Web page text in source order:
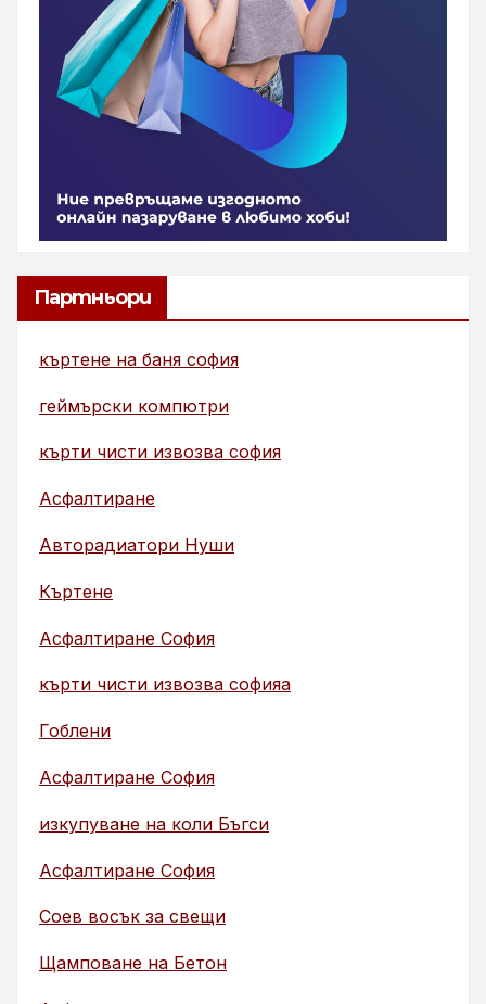
Партньори
къртене на баня софия
геймърски компютри
кърти чисти извозва софия
Асфалтиране
Авторадиатори Нуши
Къртене
Асфалтиране София
кърти чисти извозва софияа
Гоблени
Асфалтиране София
изкупуване на коли Бъгси
Асфалтиране София
Соев восък за свещи
Щамповане на Бетон